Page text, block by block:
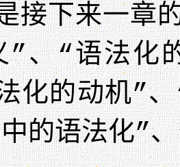
接下来一章
”、“语法化
化的动机”
的语法化”